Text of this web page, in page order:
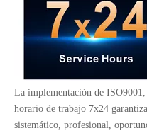
La implementación de
horario de trabajo 7x24
sistemático, profesional,